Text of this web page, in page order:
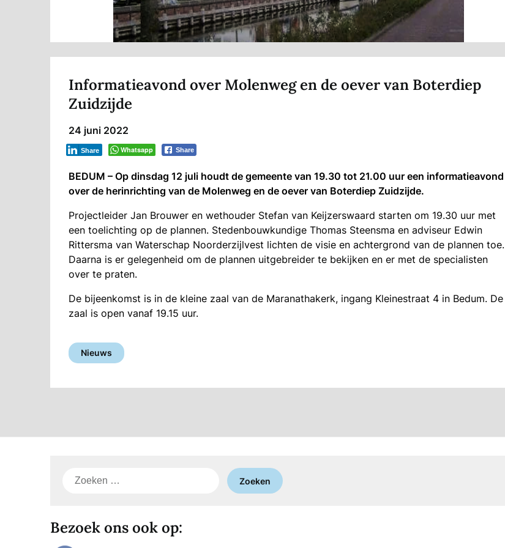
Informatieavond over Molenweg en de oever van Boterdiep
Zuidzijde
24 juni 2022
Whatsapp Share
Share
BEDUM – Op dinsdag 12 juli houdt de gemeente van 19.30 tot 21.00 uur een informatieavond
over de herinrichting van de Molenweg en de oever van Boterdiep Zuidzijde.
Projectleider Jan Brouwer en wethouder Stefan van Keijzerswaard starten om 19.30 uur met
een toelichting op de plannen. Stedenbouwkundige Thomas Steensma en adviseur Edwin
Rittersma van Waterschap Noorderzijlvest lichten de visie en achtergrond van de plannen toe.
Daarna is er gelegenheid om de plannen uitgebreider te bekijken en er met de specialisten
over te praten.
De bijeenkomst is in de kleine zaal van de Maranathakerk, ingang Kleinestraat 4 in Bedum. De
zaal is open vanaf 19.15 uur.
Nieuws
Zoeken
Bezoek ons ook op: